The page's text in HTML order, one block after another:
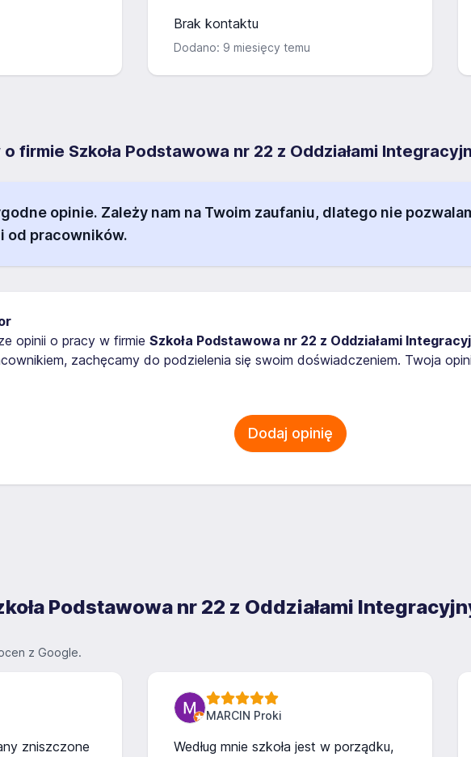
Brak kontaktu
Dodano: 9 miesięcy temu
firmie Szkoła Podstawowa nr 22 z Oddziałami
opinie. Zależy nam na Twoim zaufaniu, dlatego nie
od pracowników.
opinii o pracy w firmie Szkoła Podstawowa nr 22 z Oddziałami
zachęcamy do podzielenia się swoim doświadczeniem. Twoja
Dodaj opinię
Podstawowa nr 22 z Oddziałami
z Google.
zniszczone
MARCIN Proki
Według mnie szkoła jest w porządku,